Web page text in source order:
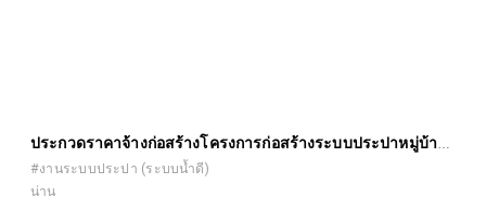
ประกวดราคาจ้างก่อสร้างโครงการก่อสร้างระบบประปาหมู่บ้าน
พลังงานแสงอาทิตย์ บ้านศรีนาป่าน หมู่ที่ ๑ ตำบลเรือง อำเภอ
เมืองน่าน จังหวัดน่าน ปริมาณงาน ดังนี้ ๑.๑ โครงเหล็กหอถังสูง
#งานระบบประปา (ระบบน้ำดี)
น่าน